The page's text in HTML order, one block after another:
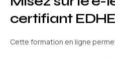
certifiant
Cette formation en ligne